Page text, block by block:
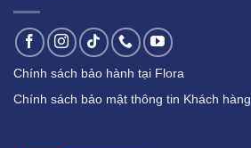
Chính sách bảo hành tại Flora
Chính sách bảo mật thông tin Khách hàng